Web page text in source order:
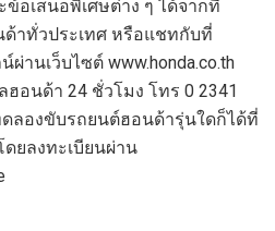
ข้อเสนอพิเศษต่าง ๆ ได้จากที่
าทั่วประเทศ หรือแชทกับที่
านเว็บไซต์ www.honda.co.th
อนด้า 24 ชั่วโมง โทร 0 2341
ลองขับรถยนต์ฮอนด้ารุ่นใดก็ได้ที่
ยลงทะเบียนผ่าน